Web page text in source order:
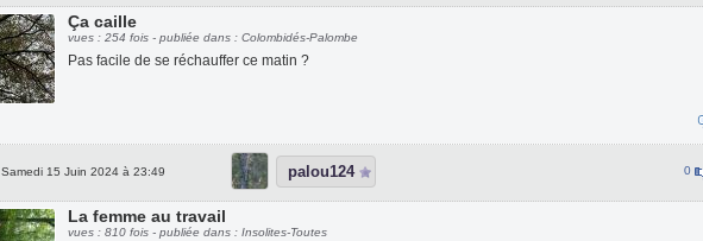
Ça caille
vues : 254 fois - publiée dans : Colombidés-Palombe
Pas facile de se réchauffer ce matin ?
Samedi 15 Juin 2024 à 23:49 palou124 0
La femme au travail
vues : 810 fois - publiée dans : Insolites-Toutes